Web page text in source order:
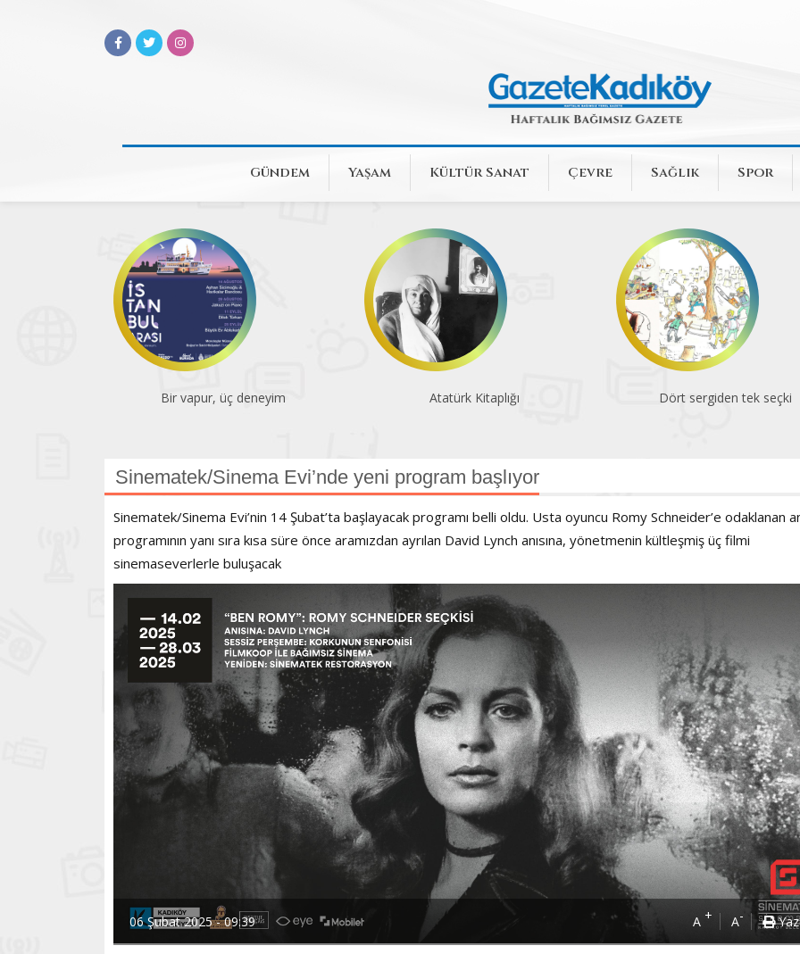
Gündem Yaşam Kültür Sanat Çevre Sağlık Spor
Atatürk Kitaplığı Dört sergiden tek seçki Komünite’de konserler
Sinematek/Sinema Evi’nde yeni program başlıyor
Sinematek/Sinema Evi’nin 14 Şubat’ta başlayacak programı belli oldu. Usta oyuncu Romy Schneider’e odaklanan
programının yanı sıra kısa süre önce aramızdan ayrılan David Lynch anısına, yönetmenin kültleşmiş üç filmi
sinemaseverlerle buluşacak
06 Şubat 2025 - 09:39 A + A-